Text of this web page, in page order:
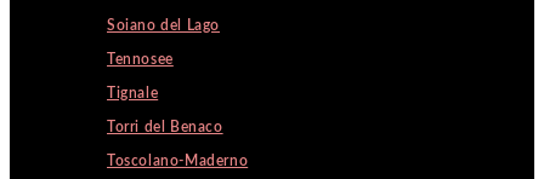
Soiano del Lago
Tennosee
Tignale
Torri del Benaco
Toscolano-Maderno